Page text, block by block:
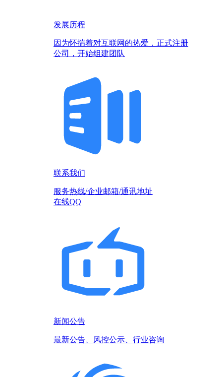
发展历程
因为怀揣着对互联网的热爱，正式注册
公司，开始组建团队
联系我们
服务热线/企业邮箱/通讯地址
在线QQ
新闻公告
最新公告、风控公示、行业咨询